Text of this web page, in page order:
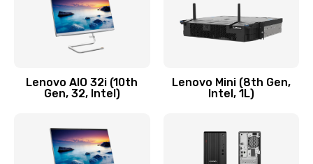
Замена кнопки включения/выключения
Заказать
Lenovo AIO 32i (10th
Gen, 32, Intel)
Lenovo Mini (8th Gen,
Intel, 1L)